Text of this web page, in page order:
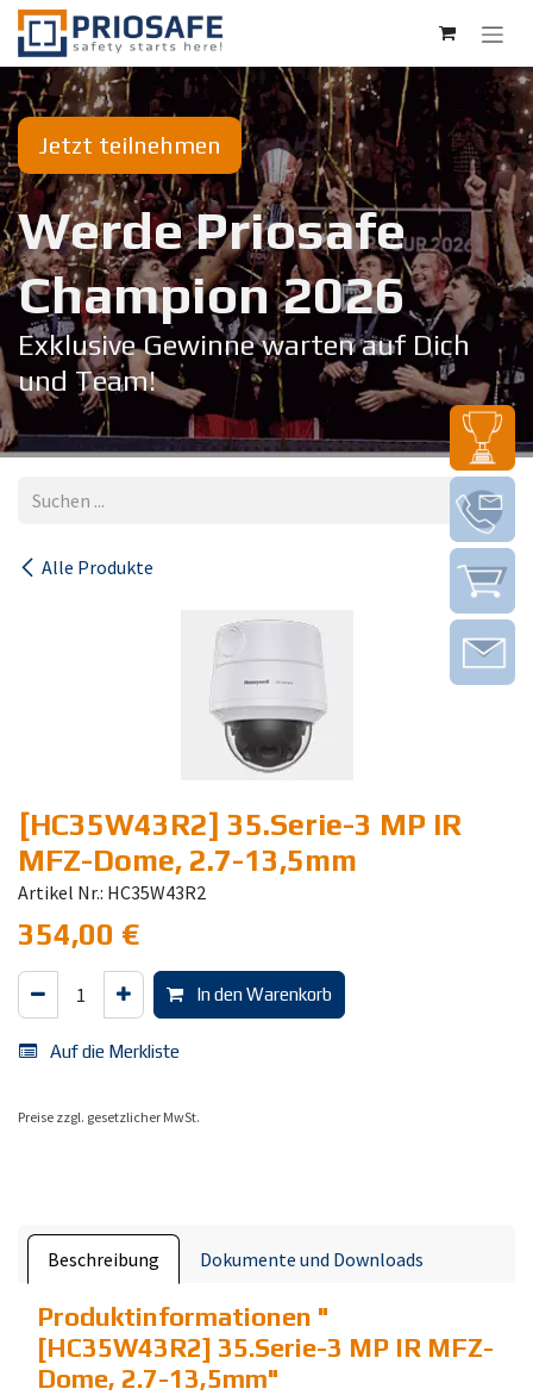
Zum Inhalt springen
Jetzt teilnehmen
Werde Priosafe
Champion 20​26
Exklusive Gewinne warten auf Dich
und Team!
Alle Produkte
[HC35W43R2] 35.Serie-3 MP IR
MFZ-Dome, 2.7-13,5mm
Artikel Nr.: HC35W43R2
354,00 €
In den Warenkorb
Auf die Merkliste
Preise zzgl. gesetzlicher MwSt.
Beschreibung Dokumente und Downloads
Produktinformationen "
[HC35W43R2] 35.Serie-3 MP IR MFZ-
Dome, 2.7-13,5mm"